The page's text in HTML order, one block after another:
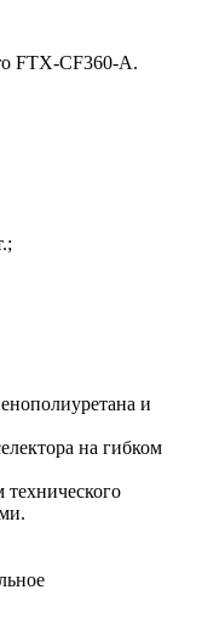
FTX-CF360-A.
и
на гибком